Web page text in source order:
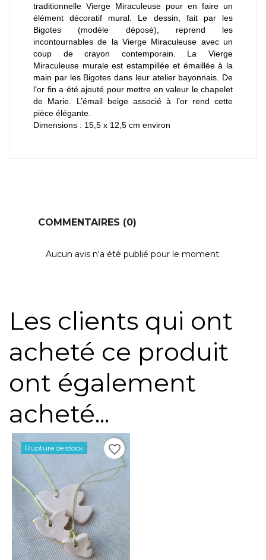
traditionnelle Vierge Miraculeuse pour en faire un
élément décoratif mural. Le dessin, fait par les
Bigotes (modèle déposé), reprend les
incontournables de la Vierge Miraculeuse avec un
coup de crayon contemporain. La Vierge
Miraculeuse murale est estampillée et émaillée à la
main par les Bigotes dans leur atelier bayonnais. De
l’or fin a été ajouté pour mettre en valeur le chapelet
de Marie. L’émail beige associé à l’or rend cette
pièce élégante.
Dimensions : 15,5 x 12,5 cm environ
COMMENTAIRES (0)
Aucun avis n'a été publié pour le moment.
Les clients qui ont
acheté ce produit
ont également
acheté...
Rupture de stock favorite_border